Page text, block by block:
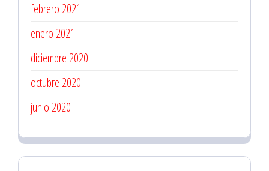
febrero 2021
enero 2021
diciembre 2020
octubre 2020
junio 2020